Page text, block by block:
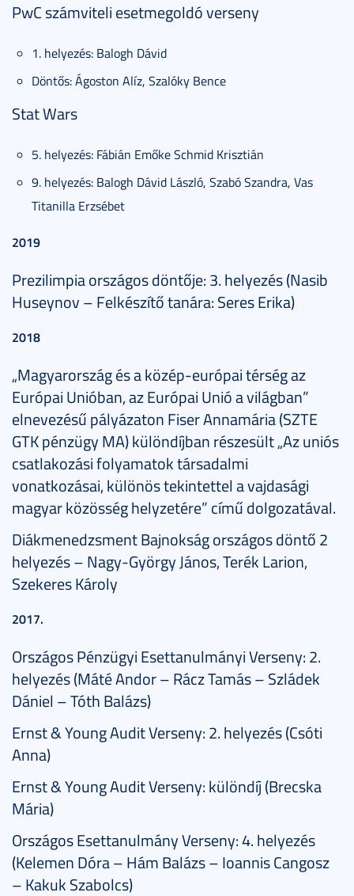
PwC számviteli esetmegoldó verseny
1. helyezés: Balogh Dávid
Döntős: Ágoston Alíz, Szalóky Bence
Stat Wars
5. helyezés: Fábián Emőke Schmid Krisztián
9. helyezés: Balogh Dávid László, Szabó Szandra, Vas
Titanilla Erzsébet
2019
Prezilimpia országos döntője: 3. helyezés (Nasib
Huseynov – Felkészítő tanára: Seres Erika)
2018
„Magyarország és a közép-európai térség az
Európai Unióban, az Európai Unió a világban”
elnevezésű pályázaton Fiser Annamária (SZTE
GTK pénzügy MA) különdíjban részesült „Az uniós
csatlakozási folyamatok társadalmi
vonatkozásai, különös tekintettel a vajdasági
magyar közösség helyzetére” című dolgozatával.
Diákmenedzsment Bajnokság országos döntő 2
helyezés – Nagy-György János, Terék Larion,
Szekeres Károly
2017.
Országos Pénzügyi Esettanulmányi Verseny: 2.
helyezés (Máté Andor – Rácz Tamás – Szládek
Dániel – Tóth Balázs)
Ernst & Young Audit Verseny: 2. helyezés (Csóti
Anna)
Ernst & Young Audit Verseny: különdíj (Brecska
Mária)
Országos Esettanulmány Verseny: 4. helyezés
(Kelemen Dóra – Hám Balázs – Ioannis Cangosz
– Kakuk Szabolcs)